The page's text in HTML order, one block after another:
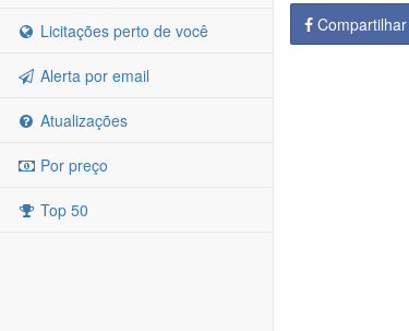
Licitações perto de você
Alerta por email
Atualizações
Por preço
Top 50
Compartilhar